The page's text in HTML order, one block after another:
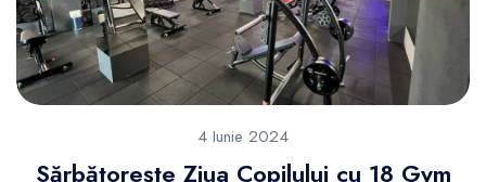
4 Iunie 2024
Sărbătorește Ziua Copilului cu 18 Gym